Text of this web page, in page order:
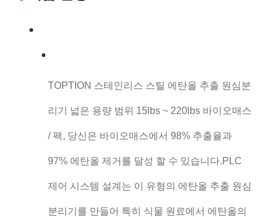
TOPTION 스테인리스 스틸 에탄올 추출 원심분
리기 넓은 용량 범위 15lbs ~ 220lbs 바이오매스
/ 팩, 당신은 바이오매스에서 98% 추출율과
97% 에탄올 제거를 달성 할 수 있습니다.PLC
제어 시스템 설계는 이 유형의 에탄올 추출 원심
분리기를 만들어 특히 식물 원료에서 에탄올의